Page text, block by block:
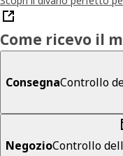
Come ricevo il
ConsegnaControllo
NegozioControllo